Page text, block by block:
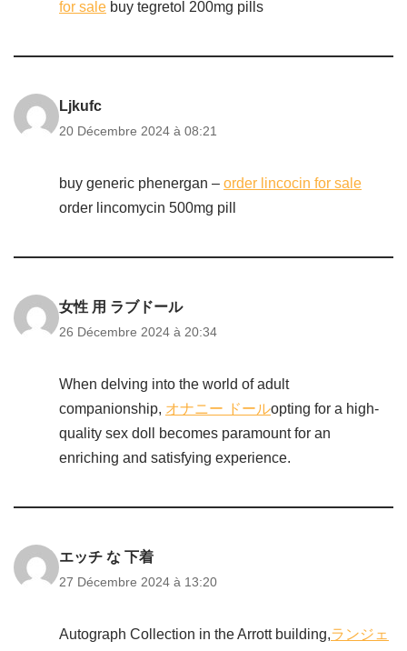
for sale buy tegretol 200mg pills
Ljkufc
20 Décembre 2024 à 08:21
buy generic phenergan – order lincocin for sale
order lincomycin 500mg pill
女性 用 ラブドール
26 Décembre 2024 à 20:34
When delving into the world of adult
companionship, オナニー ドールopting for a high-
quality sex doll becomes paramount for an
enriching and satisfying experience.
エッチ な 下着
27 Décembre 2024 à 13:20
Autograph Collection in the Arrott building,ランジェ